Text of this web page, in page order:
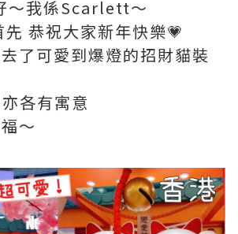
～我係Scarlett～
恭祝大家新年快樂💗
了可愛到爆燈的招財貓裝
各有寓意
～